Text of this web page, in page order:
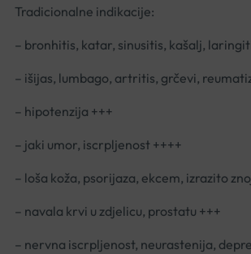
Tradicionalne indikacije:
– bronhitis, katar, sinusitis, kašalj,
– išijas, lumbago, artritis, grčevi,
– hipotenzija +++
– jaki umor, iscrpljenost ++++
– loša koža, psorijaza, ekcem, izrazito
– navala krvi u zdjelicu, prostatu +++
– nervna iscrpljenost, neurastenija,